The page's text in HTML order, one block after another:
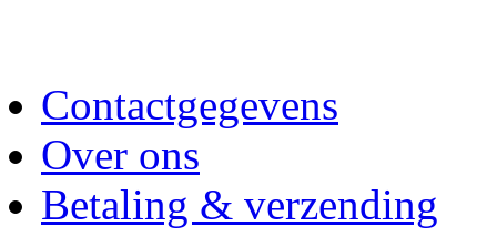
Contactgegevens
Over ons
Betaling & verzending